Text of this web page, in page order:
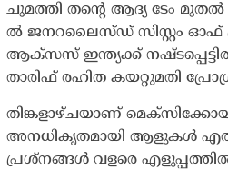
ചുമത്തി തൻ്റെ ആദ്യ ടേം മുതൽ
ൽ ജനറലൈസ്ഡ് സിസ്റ്റം ഓഫ്
ആക്‌സസ് ഇന്ത്യക്ക്
താരിഫ് രഹിത കയറ്റുമതി
തിങ്കളാഴ്ചയാണ്
അനധികൃതമായി ആളുകൾ
പ്രശ്നങ്ങൾ വളരെ